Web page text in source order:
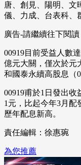
唐、創見、陽明、文
儀、力成、台表科、
廣告-請繼續往下閱讀
00919目前受益人數
億元大關，僅次於元
和國泰永續高股息（
00919甫於1日發出
1元，比起今年3月配
歷年配息新高。
責任編輯：徐惠琬
為您推薦